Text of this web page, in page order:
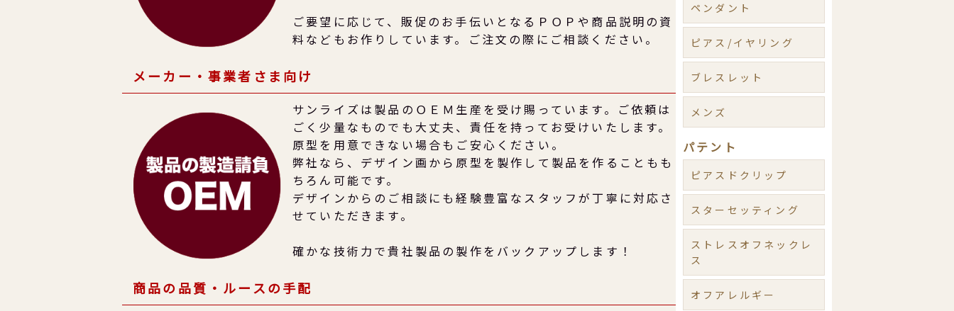
ご要望に応じて、販促のお手伝いとなるＰＯＰや商品説明の資
料などもお作りしています。ご注文の際にご相談ください。
メーカー・事業者さま向け
サンライズは製品のＯＥＭ生産を受け賜っています。ご依頼は
ごく少量なものでも大丈夫、責任を持ってお受けいたします。
原型を用意できない場合もご安心ください。
弊社なら、デザイン画から原型を製作して製品を作ることもも
ちろん可能です。
デザインからのご相談にも経験豊富なスタッフが丁寧に対応さ
せていただきます。
確かな技術力で貴社製品の製作をバックアップします！
商品の品質・ルースの手配
ペンダント
ピアス/イヤリング
ブレスレット
メンズ
パテント
ピアスドクリップ
スターセッティング
ストレスオフネックレ
ス
オフアレルギー